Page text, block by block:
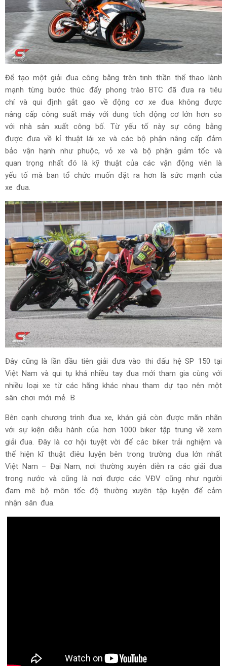
Để tạo một giải đua công bằng trên tinh thần thể thao lành
mạnh từng bước thúc đẩy phong trào BTC đã đưa ra tiêu
chí và qui định gắt gao về động cơ xe đua không được
nâng cấp công suất máy với dung tích động cơ lớn hơn so
với nhà sản xuất công bố. Từ yếu tố này sự công bằng
được đưa về kỉ thuật lái xe và các bộ phận nâng cấp đảm
bảo vận hạnh như phuộc, vỏ xe và bộ phận giảm tốc và
quan trọng nhất đó là kỹ thuật của các vận động viên là
yếu tố mà ban tổ chức muốn đặt ra hơn là sức mạnh của
xe đua.
Đây cũng là lần đầu tiên giải đưa vào thi đấu hệ SP 150 tại
Việt Nam và qui tụ khá nhiều tay đua mới tham gia cùng với
nhiều loại xe từ các hãng khác nhau tham dự tạo nên một
sân chơi mới mẻ. B
Bên cạnh chương trình đua xe, khán giả còn được mãn nhãn
với sự kiện diễu hành của hơn 1000 biker tập trung về xem
giải đua. Đây là cơ hội tuyệt vời để các biker trải nghiệm và
thể hiện kĩ thuật điêu luyện bên trong trường đua lớn nhất
Việt Nam – Đại Nam, nơi thường xuyên diễn ra các giải đua
trong nước và cũng là nơi được các VĐV cũng như người
đam mê bộ môn tốc độ thường xuyên tập luyện để cảm
nhận sân đua.